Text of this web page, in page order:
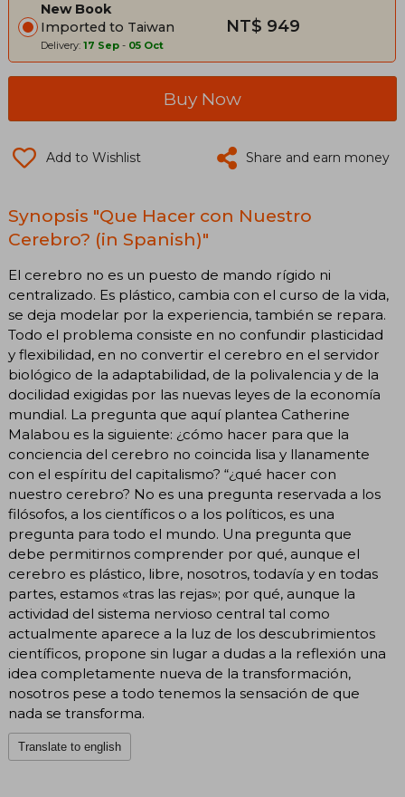
New Book
Imported to Taiwan
Delivery: 17 Sep - 05 Oct
NT$ 949
Buy Now
Add to Wishlist Share and earn money
Synopsis "Que Hacer con Nuestro
Cerebro? (in Spanish)"
El cerebro no es un puesto de mando rígido ni
centralizado. Es plástico, cambia con el curso de la vida,
se deja modelar por la experiencia, también se repara.
Todo el problema consiste en no confundir plasticidad
y flexibilidad, en no convertir el cerebro en el servidor
biológico de la adaptabilidad, de la polivalencia y de la
docilidad exigidas por las nuevas leyes de la economía
mundial. La pregunta que aquí plantea Catherine
Malabou es la siguiente: ¿cómo hacer para que la
conciencia del cerebro no coincida lisa y llanamente
con el espíritu del capitalismo? “¿qué hacer con
nuestro cerebro? No es una pregunta reservada a los
filósofos, a los científicos o a los políticos, es una
pregunta para todo el mundo. Una pregunta que
debe permitirnos comprender por qué, aunque el
cerebro es plástico, libre, nosotros, todavía y en todas
partes, estamos «tras las rejas»; por qué, aunque la
actividad del sistema nervioso central tal como
actualmente aparece a la luz de los descubrimientos
científicos, propone sin lugar a dudas a la reflexión una
idea completamente nueva de la transformación,
nosotros pese a todo tenemos la sensación de que
nada se transforma.
Translate to english